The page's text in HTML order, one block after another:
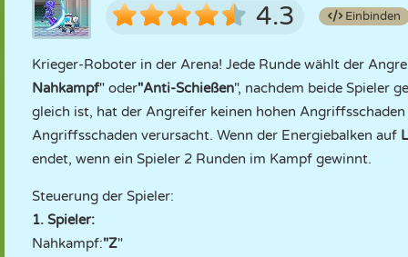
4.3 Einbinden
Krieger-Roboter in der Arena! Jede Runde wählt der
Nahkampf" oder"Anti-Schießen", nachdem beide Spieler
gleich ist, hat der Angreifer keinen hohen
Angriffsschaden verursacht. Wenn der Energiebalken auf
endet, wenn ein Spieler 2 Runden im Kampf gewinnt.
Steuerung der Spieler:
1. Spieler:
Nahkampf:"Z"